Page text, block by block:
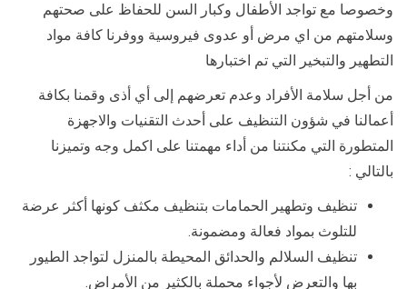
وخصوصا مع تواجد الأطفال وكبار السن للحفاظ على صحتهم
وسلامتهم من اي مرض أو عدوى فيروسية ووفرنا كافة مواد
التطهير والتبخير التي تم اختبارها
من أجل سلامة الأفراد وعدم تعرضهم إلى أي أذى وقمنا بكافة
أعمالنا في شؤون التنظيف على أحدث التقنيات والاجهزة
المتطورة التي مكنتنا من أداء مهمتنا على اكمل وجه وتميزنا
بالتالي :
تنظيف وتطهير الحمامات بتنظيف مكثف كونها أكثر عرضة
للتلوث بمواد فعالة ومضمونة.
تنظيف السلالم والحدائق المحيطة بالمنزل لتواجد الطيور
بها والتعرض لأجواء محملة بالكثير من الأمراض.